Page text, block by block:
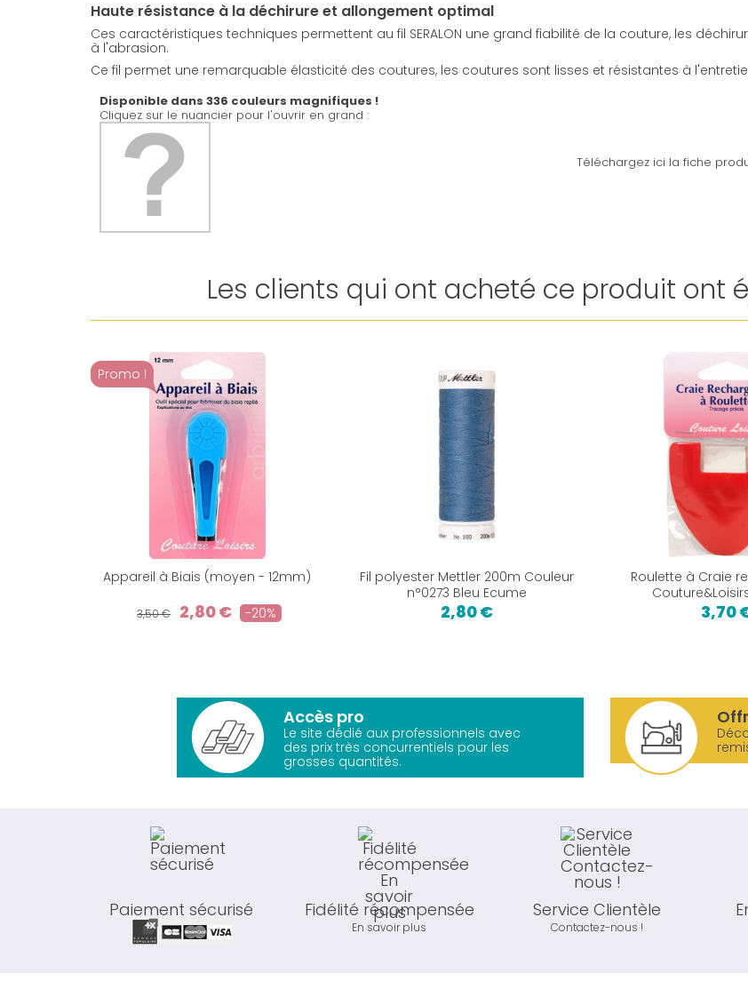
Haute résistance à la déchirure et allongement optimal
Ces caractéristiques techniques permettent au fil SERALON une grand fiabilité de la couture, les
à l'abrasion.
Ce fil permet une remarquable élasticité des coutures, les coutures sont lisses et résistantes à
Disponible dans 336 couleurs magnifiques !
Cliquez sur le nuancier pour l'ouvrir en grand :
Téléchargez ici la fiche
Les clients qui ont acheté ce produit ont
Promo !
Appareil à Biais (moyen - 12mm)
3,50 € 2,80 € -20%
Fil polyester Mettler 200m Couleur
n°0273 Bleu Ecume
2,80 €
Roulette à Craie
3,70
Accès pro
Le site dédié aux professionnels avec
des prix très concurrentiels pour les
grosses quantités.
Paiement sécurisé Fidélité récompensée
En savoir plus
Service Clientèle
Contactez-nous !